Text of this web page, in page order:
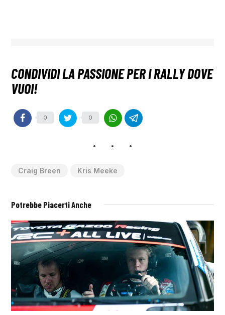
0 0
Craig Breen Kris Meeke
Potrebbe Piacerti Anche